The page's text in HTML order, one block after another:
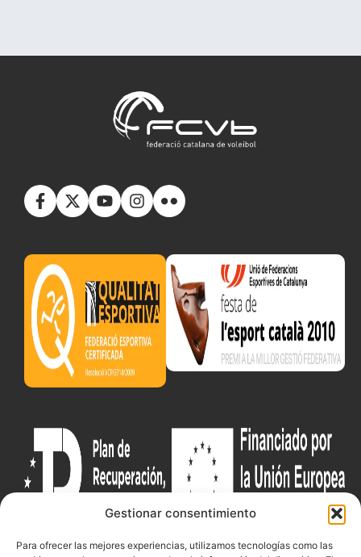
Gestionar consentimiento
Para ofrecer las mejores experiencias, utilizamos tecnologías como las